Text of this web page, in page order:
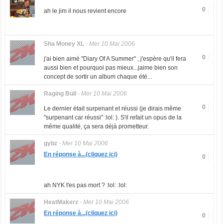
0
ah le jim il nous revient encore
Sha Money XL- Mer 10 Mai 2006
0
j'ai bien aimé "Diary Of A Summer" , j'espère qu'il fera
aussi bien et pourquoi pas mieux...jaime bien son
concept de sortir un album chaque été...
Raging Bull - Mer 10 Mai 2006
0
Le dernier était surpenant et réussi (je dirais même
"surpenant car réussi" :lol: ). S'il refait un opus de la
même qualité, ça sera déjà prometteur.
gybz- Mer 10 Mai 2006
0
En réponse à...(cliquez ici)
ah NYK t'es pas mort ? :lol: :lol:
HeatMakerz- Mer 10 Mai 2006
0
En réponse à...(cliquez ici)